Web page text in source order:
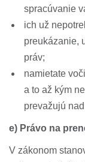
spracúvanie
ich už
preukázanie,
práv;
namietate
a to až kým
prevažujú
e) Právo na
V zákonom